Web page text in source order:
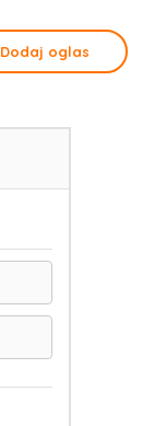
Dodaj oglas